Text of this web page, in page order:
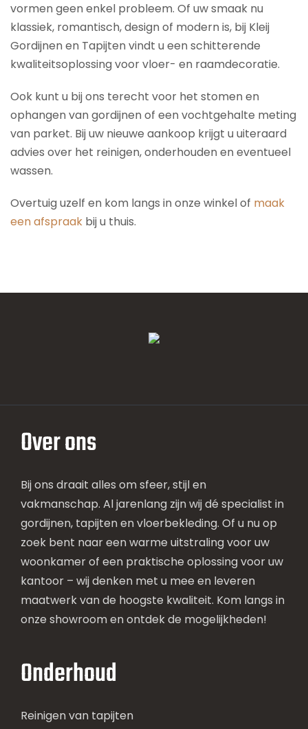
vormen geen enkel probleem. Of uw smaak nu
klassiek, romantisch, design of modern is, bij Kleij
Gordijnen en Tapijten vindt u een schitterende
kwaliteitsoplossing voor vloer- en raamdecoratie.
Ook kunt u bij ons terecht voor het stomen en
ophangen van gordijnen of een vochtgehalte meting
van parket. Bij uw nieuwe aankoop krijgt u uiteraard
advies over het reinigen, onderhouden en eventueel
wassen.
Overtuig uzelf en kom langs in onze winkel of maak
een afspraak bij u thuis.
Over ons
Bij ons draait alles om sfeer, stijl en
vakmanschap. Al jarenlang zijn wij dé specialist in
gordijnen, tapijten en vloerbekleding. Of u nu op
zoek bent naar een warme uitstraling voor uw
woonkamer of een praktische oplossing voor uw
kantoor – wij denken met u mee en leveren
maatwerk van de hoogste kwaliteit. Kom langs in
onze showroom en ontdek de mogelijkheden!
Onderhoud
Reinigen van tapijten